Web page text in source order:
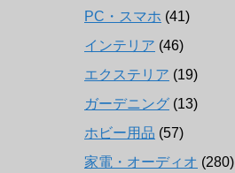
PC・スマホ (41)
インテリア (46)
エクステリア (19)
ガーデニング (13)
ホビー用品 (57)
家電・オーディオ (280)